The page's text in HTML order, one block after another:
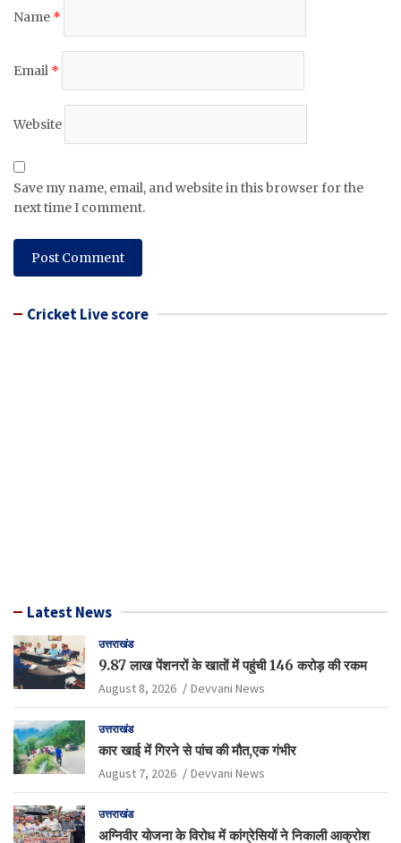
Name *
Email *
Website
Save my name, email, and website in this browser for the
next time I comment.
Cricket Live score
Latest News
उत्तराखंड
9.87 लाख पेंशनरों के खातों में पहुंची 146 करोड़ की रकम
August 8, 2026 Devvani News
उत्तराखंड
कार खाई में गिरने से पांच की मौत,एक गंभीर
August 7, 2026 Devvani News
उत्तराखंड
अग्निवीर योजना के विरोध में कांग्रेसियों ने निकाली आक्रोश